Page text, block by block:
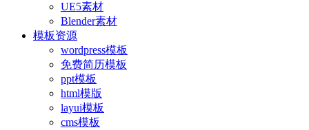
UE5素材
Blender素材
模板资源
wordpress模板
免费简历模板
ppt模板
html模版
layui模板
cms模板